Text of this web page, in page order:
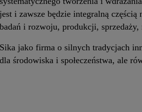
jest i zawsze będzie integralną częścią
badań i rozwoju, produkcji,
Sika jako firma o silnych tradycjach
dla środowiska i społeczeństwa, ale